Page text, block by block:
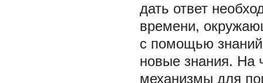
дать ответ
времени,
с помощью
новые знания. На
механизмы для